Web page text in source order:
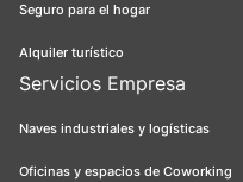
Seguro para el hogar
Alquiler turístico
Servicios Empresa
Naves industriales y logísticas
Oficinas y espacios de Coworking